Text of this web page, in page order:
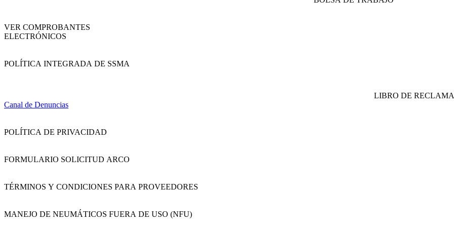
VER COMPROBANTES
ELECTRÓNICOS
POLÍTICA INTEGRADA DE SSMA
LIBRO DE
Canal de Denuncias
POLÍTICA DE PRIVACIDAD
FORMULARIO SOLICITUD ARCO
TÉRMINOS Y CONDICIONES PARA PROVEEDORES
MANEJO DE NEUMÁTICOS FUERA DE USO (NFU)